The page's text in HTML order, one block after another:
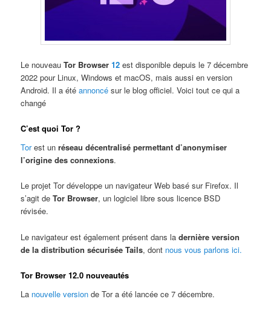
Le nouveauTor Browser12 est disponible depuis le 7 décembre
2022 pour Linux, Windows et macOS, mais aussi en version
Android. Il a étéannoncé sur le blog officiel. Voici tout ce qui a
changé
C’est quoi Tor ?
Torest unréseau décentralisé permettant d’anonymiser
l’origine des connexions.
Le projet Tor développe un navigateur Web basé sur Firefox. Il
s’agit deTor Browser, un logiciel libre sous licence BSD
révisée.
Le navigateur est également présent dans ladernière version
de la distribution sécurisée Tails, dont nous vous parlons ici.
Tor Browser 12.0 nouveautés
La nouvelle version de Tor a été lancée ce 7 décembre.